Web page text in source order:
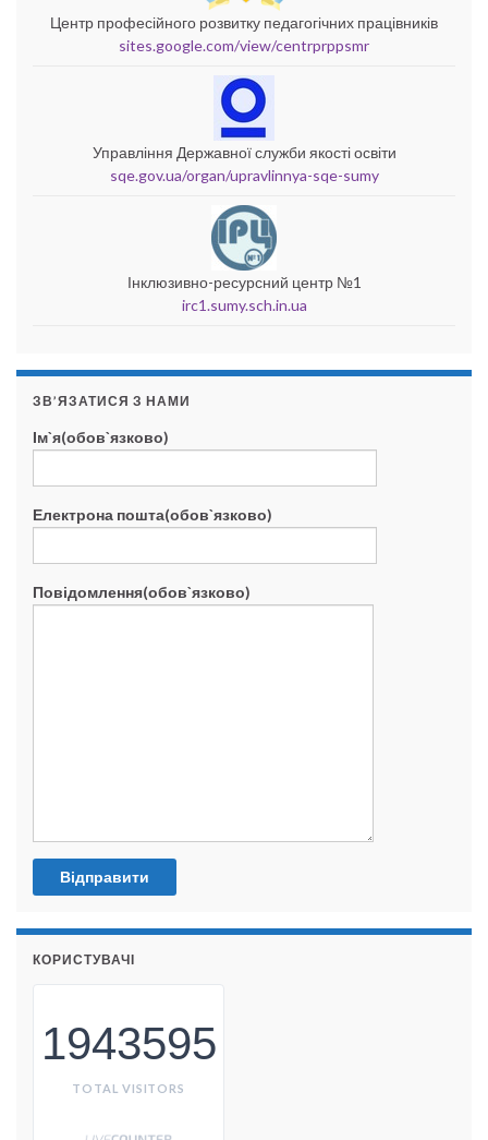
Центр професійного розвитку педагогічних працівників
sites.google.com/view/centrprppsmr
Управління Державної служби якості освіти
sqe.gov.ua/organ/upravlinnya-sqe-sumy
Інклюзивно-ресурсний центр №1
irc1.sumy.sch.in.ua
ЗВ’ЯЗАТИСЯ З НАМИ
Ім`я(обов`язково)
Електрона пошта(обов`язково)
Повідомлення(обов`язково)
КОРИСТУВАЧІ
1943595
TOTAL VISITORS